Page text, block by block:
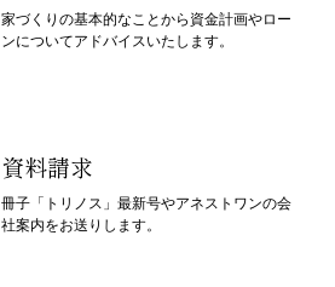
家づくりの基本的なことから資金計画やロー
ンについてアドバイスいたします。
資料請求
冊子「トリノス」最新号やアネストワンの会
社案内をお送りします。